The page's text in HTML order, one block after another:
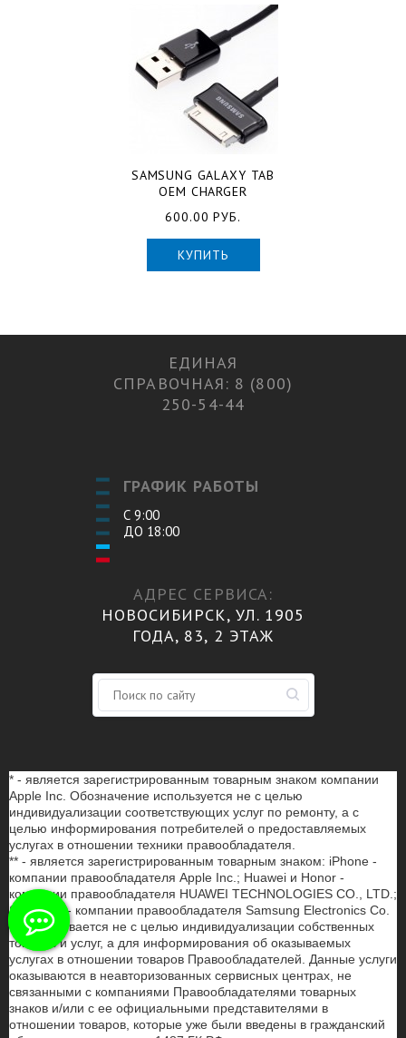
SAMSUNG GALAXY TAB
OEM CHARGER
600.00 РУБ.
КУПИТЬ
ЕДИНАЯ
СПРАВОЧНАЯ: 8 (800)
250-54-44
ГРАФИК РАБОТЫ
С 9:00
ДО 18:00
АДРЕС СЕРВИСА:
НОВОСИБИРСК, УЛ. 1905
ГОДА, 83, 2 ЭТАЖ
* - является зарегистрированным товарным знаком компании
Apple Inc. Обозначение используется не с целью
индивидуализации соответствующих услуг по ремонту, а с
целью информирования потребителей о предоставляемых
услугах в отношении техники правообладателя.
** - является зарегистрированным товарным знаком: iPhone -
компании правообладателя Apple Inc.; Huawei и Honor -
компании правообладателя HUAWEI TECHNOLOGIES CO., LTD.;
Samsung - компании правообладателя Samsung Electronics Co.
Ltd. Указывается не с целью индивидуализации собственных
товаров и услуг, а для информирования об оказываемых
услугах в отношении товаров Правообладателей. Данные услуги
оказываются в неавторизованных сервисных центрах, не
связанными с компаниями Правообладателями товарных
знаков и/или с ее официальными представителями в
отношении товаров, которые уже были введены в гражданский